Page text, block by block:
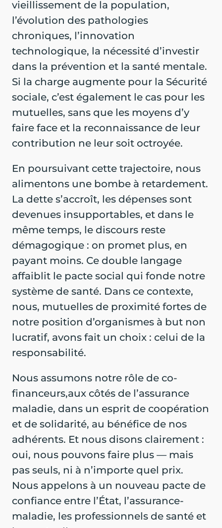
vieillissement de la population,
l’évolution des pathologies
chroniques, l’innovation
technologique, la nécessité d’investir
dans la prévention et la santé mentale.
Si la charge augmente pour la Sécurité
sociale, c’est également le cas pour les
mutuelles, sans que les moyens d’y
faire face et la reconnaissance de leur
contribution ne leur soit octroyée.
En poursuivant cette trajectoire, nous
alimentons une bombe à retardement.
La dette s’accroît, les dépenses sont
devenues insupportables, et dans le
même temps, le discours reste
démagogique : on promet plus, en
payant moins. Ce double langage
affaiblit le pacte social qui fonde notre
système de santé. Dans ce contexte,
nous, mutuelles de proximité fortes de
notre position d’organismes à but non
lucratif, avons fait un choix : celui de la
responsabilité.
Nous assumons notre rôle de co-
financeurs,aux côtés de l’assurance
maladie, dans un esprit de coopération
et de solidarité, au bénéfice de nos
adhérents. Et nous disons clairement :
oui, nous pouvons faire plus — mais
pas seuls, ni à n’importe quel prix.
Nous appelons à un nouveau pacte de
confiance entre l’État, l’assurance-
maladie, les professionnels de santé et